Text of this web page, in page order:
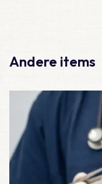
Andere items
Lees meer over